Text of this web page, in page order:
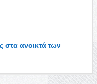
στα ανοικτά των